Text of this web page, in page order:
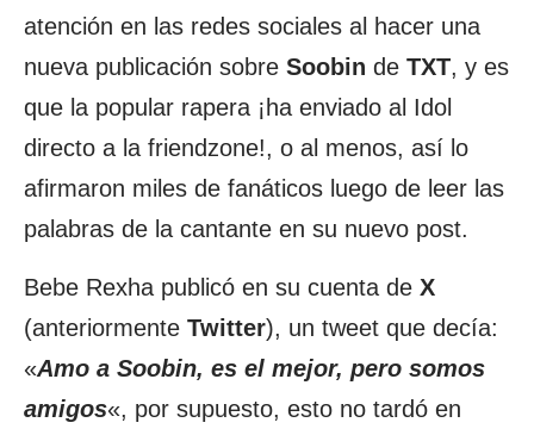
atención en las redes sociales al hacer una
nueva publicación sobre Soobin de TXT, y es
que la popular rapera ¡ha enviado al Idol
directo a la friendzone!, o al menos, así lo
afirmaron miles de fanáticos luego de leer las
palabras de la cantante en su nuevo post.
Bebe Rexha publicó en su cuenta de X
(anteriormente Twitter), un tweet que decía:
«Amo a Soobin, es el mejor, pero somos
amigos«, por supuesto, esto no tardó en